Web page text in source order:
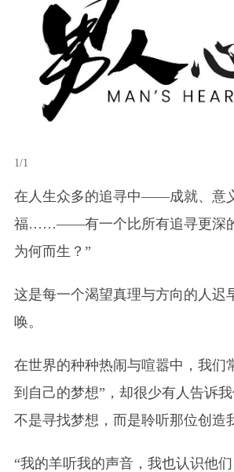
1/1
在人生众多的追寻中——成就、意
福……——有一个比所有追寻更深
为何而生？”
这是每一个渴望真理与方向的人迟
唤。
在世界的种种热闹与喧嚣中，我们
到自己的梦想”，却很少有人告诉
不是寻找梦想，而是聆听那位创造
“我的羊听我的声音，我也认识他